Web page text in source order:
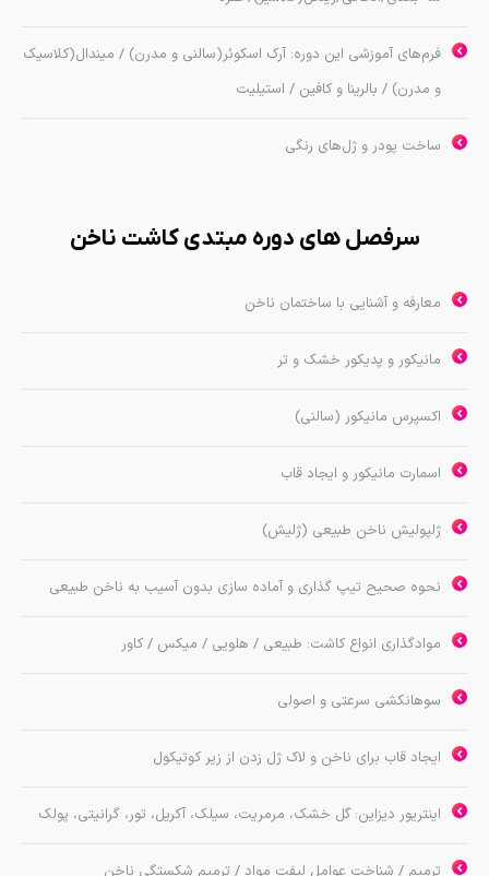
فرم‌های آموزشی این دوره: آرک اسکوئر(سالنی و مدرن) / میندال(کلاسیک
و مدرن) / بالرینا و کافین / استیلیت
ساخت پودر و ژل‌های رنگی
سرفصل های دوره مبتدی کاشت ناخن
معارفه و آشنايي با ساختمان ناخن
مانيكور و پدیکور خشك و تر
اکسپرس مانیکور (سالنی)
اسمارت مانیکور و ایجاد قاب
ژلپولیش ناخن طبيعي (ژلیش)
نحوه صحيح تيپ گذاري و آماده سازي بدون آسیب به ناخن طبیعی
موادگذاری انواع كاشت: طبيعي / هلويي / میکس / کاور
سوهانكشي سرعتي و اصولي
ايجاد قاب براي ناخن و لاك ژل زدن از زير كوتيكول
اینتریور دیزاین: گل خشك، مرمريت، سيلك، آکریل، تور، گرانيتي، پولك
ترميم / شناخت عوامل لیفت مواد / ترمیم شکستگی ناخن